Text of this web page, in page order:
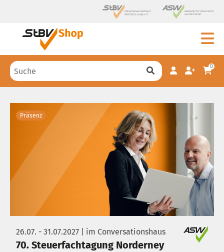
0
Präsenz
26.07. - 31.07.2027 | im Conversationshaus
70. Steuerfachtagung Norderney